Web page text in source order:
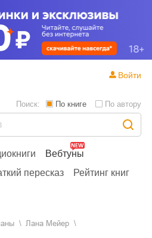
Вебтуны
пересказ
Рейтинг книг
Поиск: По книге По автору
Войти
Лана Мейер